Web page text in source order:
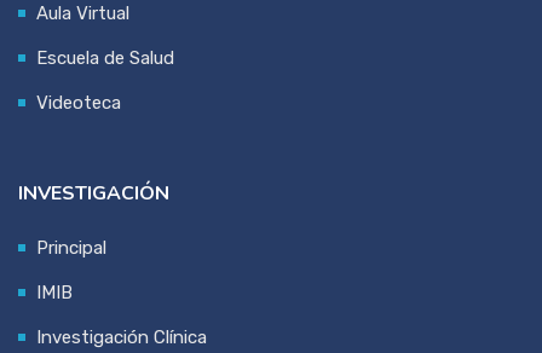
Aula Virtual
Escuela de Salud
Videoteca
INVESTIGACIÓN
Principal
IMIB
Investigación Clínica